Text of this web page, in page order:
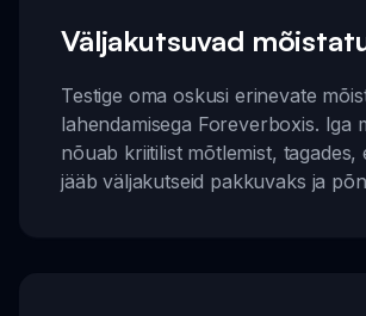
Väljakutsuvad
Testige oma oskusi erinevate
lahendamisega Foreverboxis. Iga
nõuab kriitilist mõtlemist, tagades,
jääb väljakutseid pakkuvaks ja